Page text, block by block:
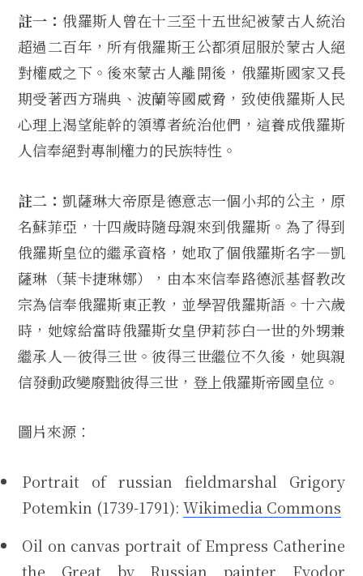
註一：俄羅斯人曾在十三至十五世紀被蒙古人統治
超過二百年，所有俄羅斯王公都須屈服於蒙古人絕
對權威之下。後來蒙古人離開後，俄羅斯國家又長
期受著西方瑞典、波蘭等國威脅，致使俄羅斯人民
心理上渴望能幹的領導者統治他們，這養成俄羅斯
人信奉絕對專制權力的民族特性。
註二：凱薩琳大帝原是德意志一個小邦的公主，原
名蘇菲亞，十四歲時隨母親來到俄羅斯。為了得到
俄羅斯皇位的繼承資格，她取了個俄羅斯名字—凱
薩琳（葉卡捷琳娜），由本來信奉路德派基督教改
宗為信奉俄羅斯東正教，並學習俄羅斯語。十六歲
時，她嫁給當時俄羅斯女皇伊莉莎白一世的外甥兼
繼承人—彼得三世。彼得三世繼位不久後，她與親
信發動政變廢黜彼得三世，登上俄羅斯帝國皇位。
圖片來源：
Portrait of russian fieldmarshal Grigory
Potemkin (1739-1791): Wikimedia Commons
Oil on canvas portrait of Empress Catherine
the Great by Russian painter Fyodor